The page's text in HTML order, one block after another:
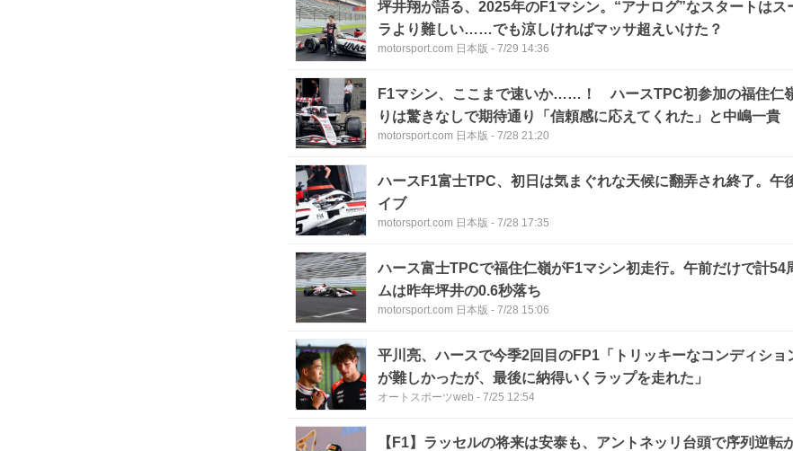
坪井翔が語る、2025年のF1マシン。“アナログ”なスタートはス
ラより難しい……でも涼しければマッサ超えいけた？
motorsport.com 日本版 - 7/29 14:36
F1マシン、ここまで速いか……！ ハースTPC初参加の福住仁
りは驚きなしで期待通り「信頼感に応えてくれた」と中嶋一貴
motorsport.com 日本版 - 7/28 21:20
ハースF1富士TPC、初日は気まぐれな天候に翻弄され終了。午
イブ
motorsport.com 日本版 - 7/28 17:35
ハース富士TPCで福住仁嶺がF1マシン初走行。午前だけで計
ムは昨年坪井の0.6秒落ち
motorsport.com 日本版 - 7/28 15:06
平川亮、ハースで今季2回目のFP1「トリッキーなコンディショ
が難しかったが、最後に納得いくラップを走れた」
オートスポーツweb - 7/25 12:54
【F1】ラッセルの将来は安泰も、アントネッリ台頭で序列逆